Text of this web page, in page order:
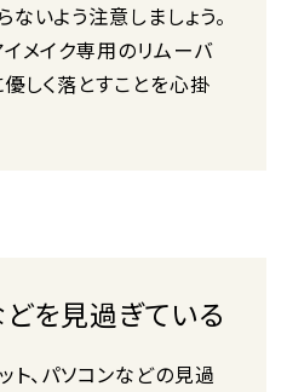
いよう注意しましょう。
メイク専用のリムーバ
しく落とすことを心掛
を見過ぎている
ト、パソコンなどの見過